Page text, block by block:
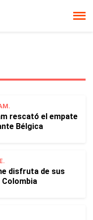
rescató el empate
Bélgica
disfruta de sus